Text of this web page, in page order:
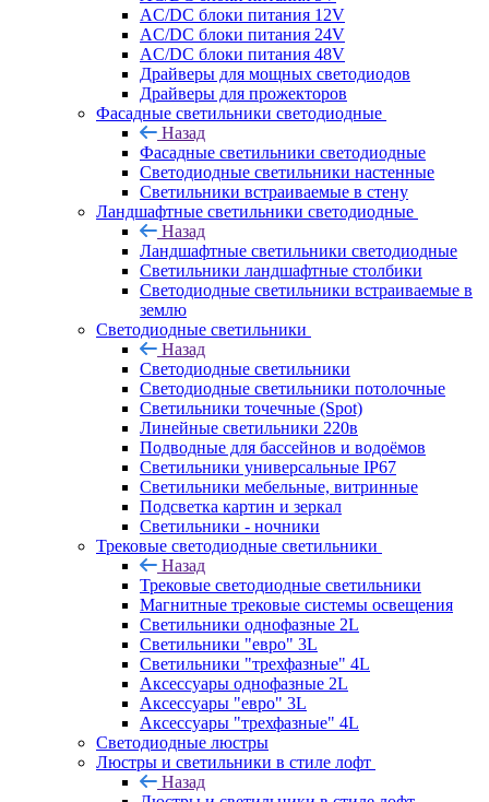
AC/DC блоки питания 12V
AC/DC блоки питания 24V
AC/DC блоки питания 48V
Драйверы для мощных светодиодов
Драйверы для прожекторов
Фасадные светильники светодиодные
Назад
Фасадные светильники светодиодные
Светодиодные светильники настенные
Светильники встраиваемые в стену
Ландшафтные светильники светодиодные
Назад
Ландшафтные светильники светодиодные
Светильники ландшафтные столбики
Светодиодные светильники встраиваемые в
землю
Светодиодные светильники
Назад
Светодиодные светильники
Светодиодные светильники потолочные
Светильники точечные (Spot)
Линейные светильники 220в
Подводные для бассейнов и водоёмов
Светильники универсальные IP67
Светильники мебельные, витринные
Подсветка картин и зеркал
Светильники - ночники
Трековые светодиодные светильники
Назад
Трековые светодиодные светильники
Магнитные трековые системы освещения
Светильники однофазные 2L
Светильники "евро" 3L
Светильники "трехфазные" 4L
Аксессуары однофазные 2L
Аксессуары "евро" 3L
Аксессуары "трехфазные" 4L
Светодиодные люстры
Люстры и светильники в стиле лофт
Назад